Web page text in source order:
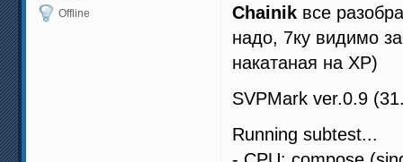
Offline Chainik все
надо, 7ку видимо
накатаная на ХР)
SVPMark ver.0.9
Running subtest...